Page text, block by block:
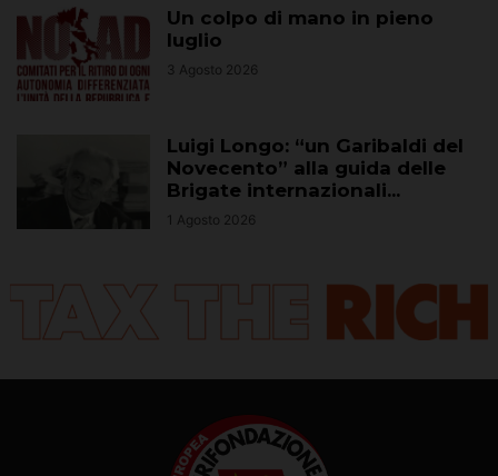
Un colpo di mano in pieno
luglio
3 Agosto 2026
Luigi Longo: “un Garibaldi del
Novecento” alla guida delle
Brigate internazionali...
1 Agosto 2026